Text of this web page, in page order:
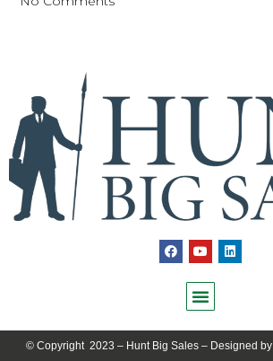
© Copyright 2023 – Hunt Big Sales – Designed by